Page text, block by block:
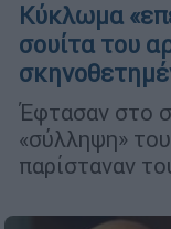
Κύκλωμα
σουίτα του
Έφτασαν στο
«σύλληψη»
παρίσταναν